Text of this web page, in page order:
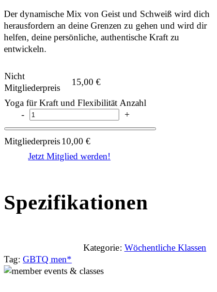
Der dynamische Mix von Geist und Schweiß wird dich
herausfordern an deine Grenzen zu gehen und wird dir
helfen, deine persönliche, authentische Kraft zu
entwickeln.
Nicht
Mitgliederpreis
15,00€
Yoga für Kraft und Flexibilität Anzahl
-
+
Mitgliederpreis10,00€
Jetzt Mitglied werden!
Spezifikationen
Kategorie: Wöchentliche Klassen
Tag: GBTQ men*